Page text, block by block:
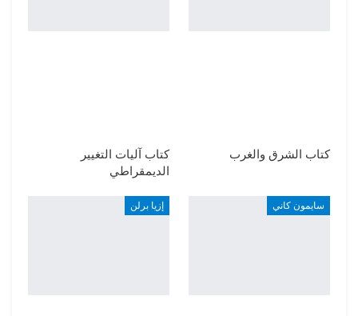
كتاب الشرق والغرب
كتاب آليات التغيير
الديمقراطي
سايمون كاني إزيا برلن